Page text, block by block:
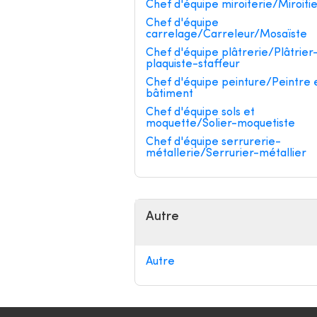
Chef d'équipe miroiterie/
Chef d'équipe
carrelage/Carreleur/Mosaïste
Chef d'équipe plâtrerie/Plâtrier-
plaquiste-staffeur
Chef d'équipe peinture/Peintre
bâtiment
Chef d'équipe sols et
moquette/Solier-moquetiste
Chef d'équipe serrurerie-
métallerie/Serrurier-métallier
Autre
Autre